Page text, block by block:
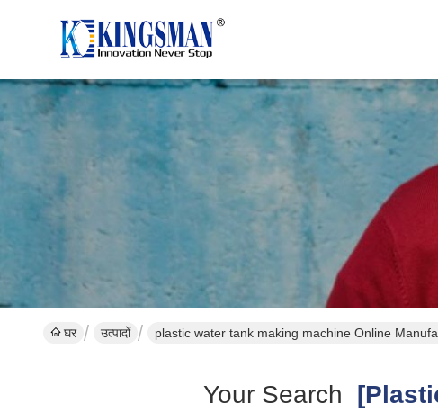
घर उत्पादों plastic water tank making machine Online
Your Search